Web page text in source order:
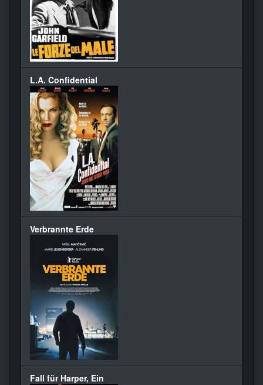
L.A. Confidential
Verbrannte Erde
Fall für Harper, Ein